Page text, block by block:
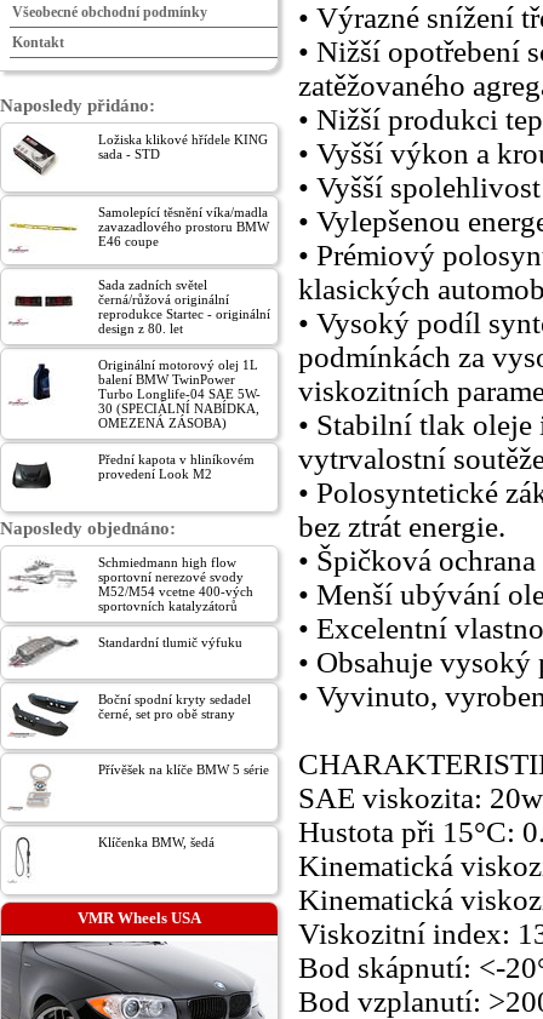
• Výrazné snížení
• Nižší opotřebení
zatěžovaného
• Nižší produkci
• Vyšší výkon a
• Vyšší
• Vylepšenou
• Prémiový
klasických
• Vysoký podíl
podmínkách za
viskozitních
• Stabilní tlak
vytrvalostní
• Polosyntetické
bez ztrát energie.
• Špičková
• Menší ubývání
• Excelentní
• Obsahuje
• Vyvinuto,
SAE viskozita:
Hustota při 15°C:
Kinematická
Kinematická
Viskozitní index:
Bod skápnutí: <-
Bod vzplanutí:
Všeobecné obchodní podmínky
Kontakt
Naposledy přidáno:
Ložiska klikové hřídele KING
sada - STD
Samolepící těsnění víka/madla
zavazadlového prostoru BMW
E46 coupe
Sada zadních světel
černá/růžová originální
reprodukce Startec - originální
design z 80. let
Originální motorový olej 1L
balení BMW TwinPower
Turbo Longlife-04 SAE 5W-
30 (SPECIÁLNÍ NABÍDKA,
OMEZENÁ ZÁSOBA)
Přední kapota v hliníkovém
provedení Look M2
Naposledy objednáno:
Schmiedmann high flow
sportovní nerezové svody
M52/M54 vcetne 400-vých
sportovních katalyzátorů
Standardní tlumič výfuku
Boční spodní kryty sedadel
černé, set pro obě strany
Přívěšek na klíče BMW 5 série
Klíčenka BMW, šedá
VMR Wheels USA